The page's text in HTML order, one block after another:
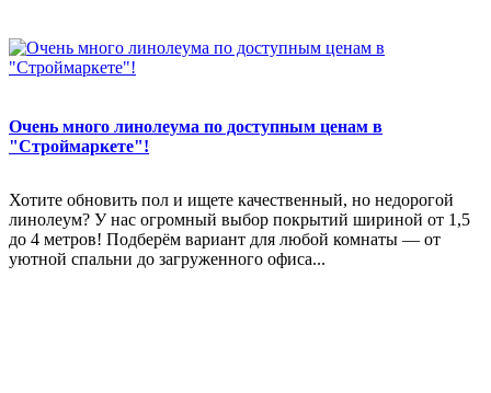
Очень много линолеума по доступным ценам в
"Строймаркете"!
Хотите обновить пол и ищете качественный, но недорогой
линолеум? У нас огромный выбор покрытий шириной от 1,5
до 4 метров! Подберём вариант для любой комнаты — от
уютной спальни до загруженного офиса...